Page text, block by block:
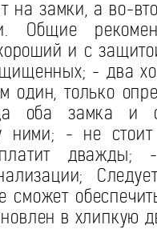
на замки, а во-
Общие
и с
- два
один, только
оба замка и
ними; - не стоит
дважды; -
в хлипкую